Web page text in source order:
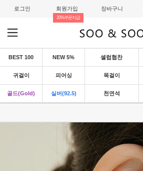
로그인 회원가입
20%쿠폰지급
장바구니
BEST 100 NEW 5% 셀럽협찬
귀걸이 피어싱 목걸이
골드(Gold) 실버(92.5) 천연석